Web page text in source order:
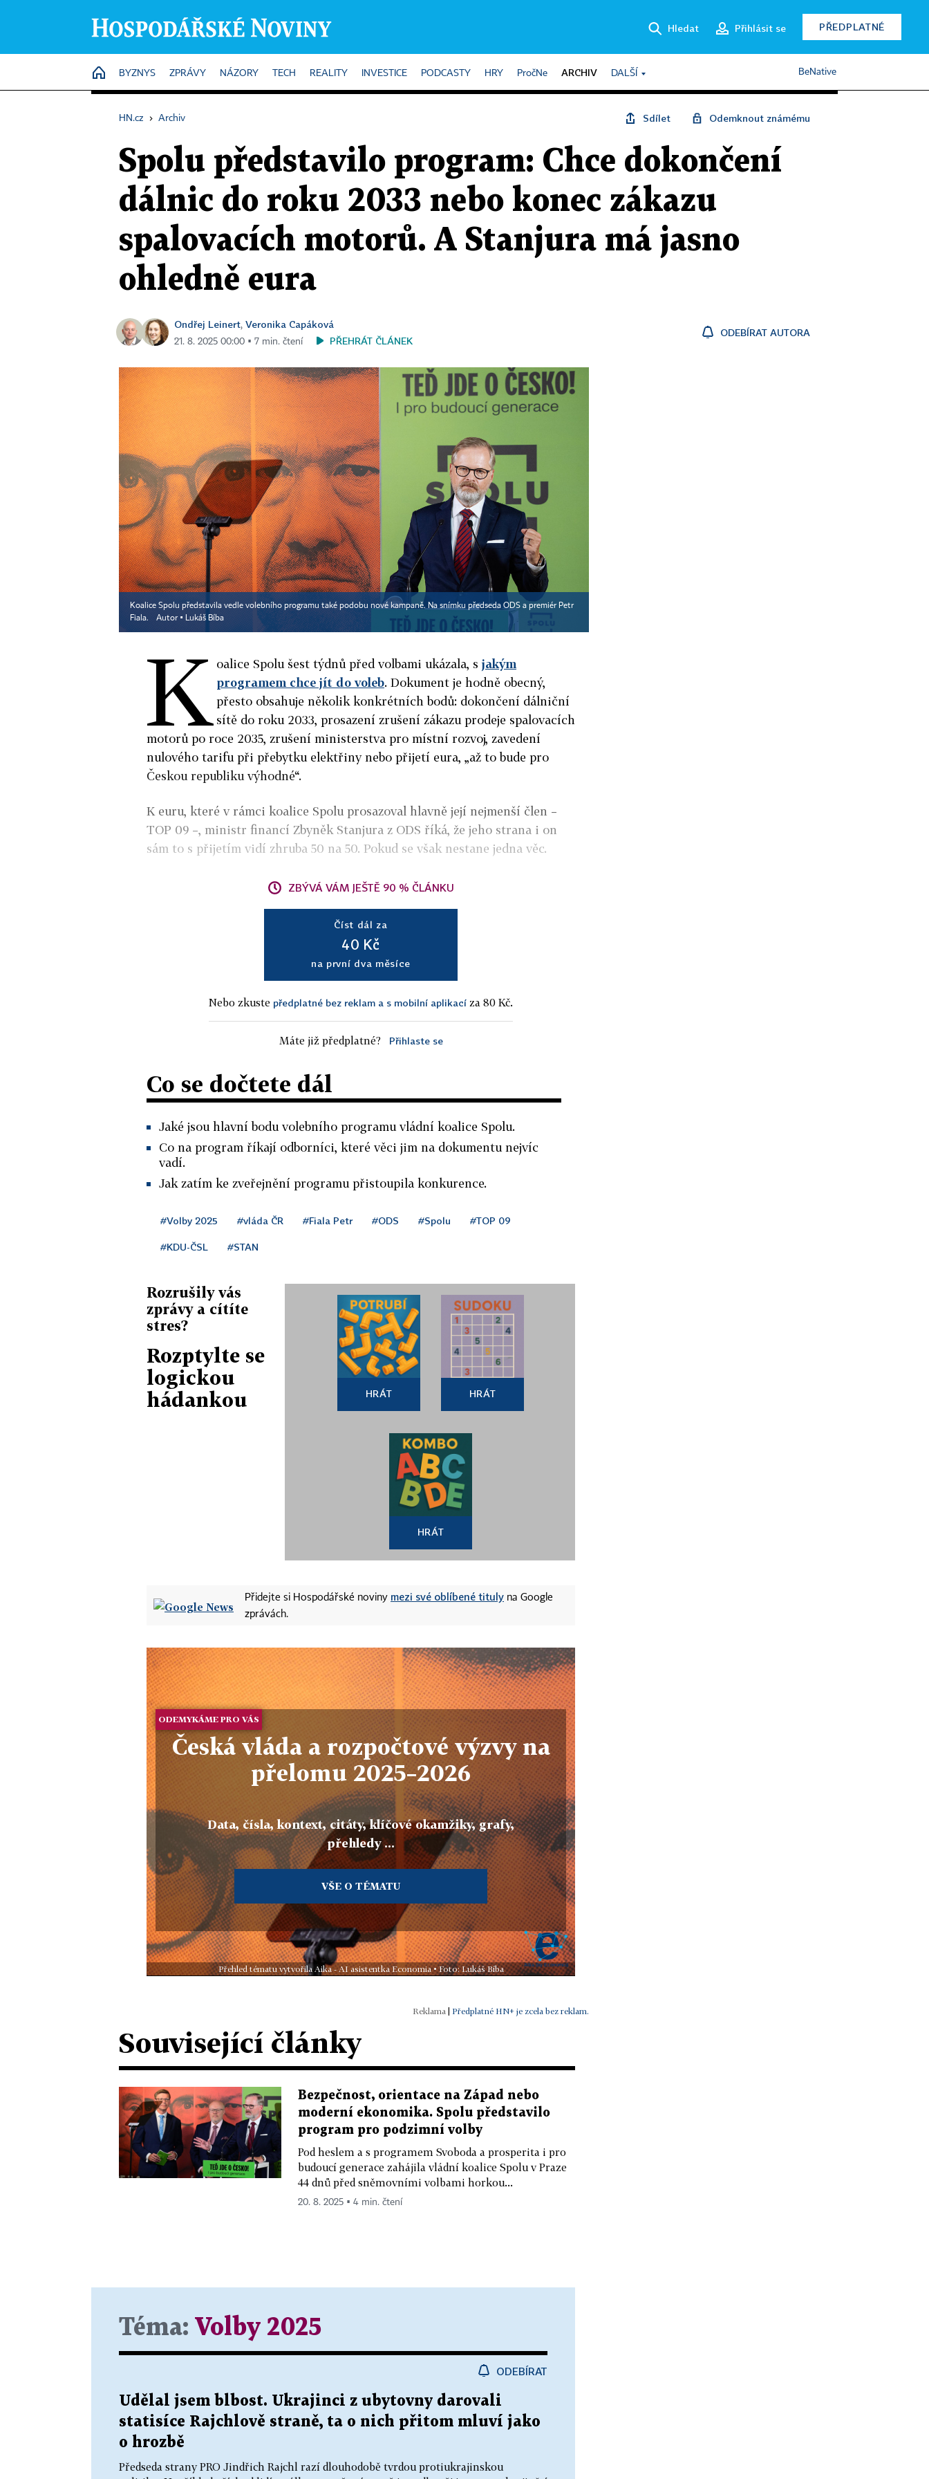
Hledat Přihlásit se PŘEDPLATNÉ
HOME
BYZNYS ZPRÁVY NÁZORY TECH REALITY INVESTICE PODCASTY HRY PročNe ARCHIV DALŠÍ BeNative
HN.cz › Archiv Sdílet Odemknout známému
Spolu představilo program: Chce dokončení
dálnic do roku 2033 nebo konec zákazu
spalovacích motorů. A Stanjura má jasno
ohledně eura
Ondřej Leinert, Veronika Capáková
21. 8. 2025 00:00 ▪ 7 min. čtení PŘEHRÁT ČLÁNEK
ODEBÍRAT AUTORA
Koalice Spolu představila vedle volebního programu také podobu nové kampaně. Na snímku předseda ODS a premiér Petr
Fiala.
Autor ▪ Lukáš Bíba
K oalice Spolu šest týdnů před volbami ukázala, sjakým
programem chce jít do voleb. Dokument je hodně obecný,
přesto obsahuje několik konkrétních bodů: dokončení dálniční
sítě do roku 2033, prosazení zrušení zákazu prodeje spalovacích
motorů po roce 2035, zrušení ministerstva pro místní rozvoj, zavedení
nulového tarifu při přebytku elektřiny nebo přijetí eura, „až to bude pro
Českou republiku výhodné“.
K euru, které v rámci koalice Spolu prosazoval hlavně její nejmenší člen –
TOP 09 –, ministr financí Zbyněk Stanjura z ODS říká, že jeho strana i on
sám to s přijetím vidí zhruba 50 na 50. Pokud se však nestane jedna věc.
ZBÝVÁ VÁM JEŠTĚ 90 % ČLÁNKU
Číst dál za
40 Kč
na první dva měsíce
Nebo zkuste předplatné bez reklam a s mobilní aplikací za 80 Kč.
Máte již předplatné? Přihlaste se
Co se dočtete dál
Jaké jsou hlavní bodu volebního programu vládní koalice Spolu.
Co na program říkají odborníci, které věci jim na dokumentu nejvíc
vadí.
Jak zatím ke zveřejnění programu přistoupila konkurence.
#Volby 2025 #vláda ČR #Fiala Petr #ODS #Spolu #TOP 09
#KDU-ČSL #STAN
Rozrušily vás
zprávy a cítíte
stres?
Rozptylte se
logickou
hádankou
HRÁT HRÁT
HRÁT
Přidejte si Hospodářské noviny mezi své oblíbené tituly na Google
zprávách.
ODEMYKÁME PRO VÁS
Česká vláda a rozpočtové výzvy na
přelomu 2025–2026
Data, čísla, kontext, citáty, klíčové okamžiky, grafy,
přehledy ...
VŠE O TÉMATU
Přehled tématu vytvořila Aika - AI asistentka Economia • Foto: Lukáš Bíba
Předplatné HN+ je zcela bez reklam.
Související články
Bezpečnost, orientace na Západ nebo
moderní ekonomika. Spolu představilo
program pro podzimní volby
Pod heslem a s programem Svoboda a prosperita i pro
budoucí generace zahájila vládní koalice Spolu v Praze
44 dnů před sněmovními volbami horkou...
20. 8. 2025 ▪ 4 min. čtení
Téma: Volby 2025
ODEBÍRAT
Udělal jsem blbost. Ukrajinci z ubytovny darovali
statisíce Rajchlově straně, ta o nich přitom mluví jako
o hrozbě
Předseda strany PRO Jindřich Rajchl razí dlouhodobě tvrdou protiukrajinskou